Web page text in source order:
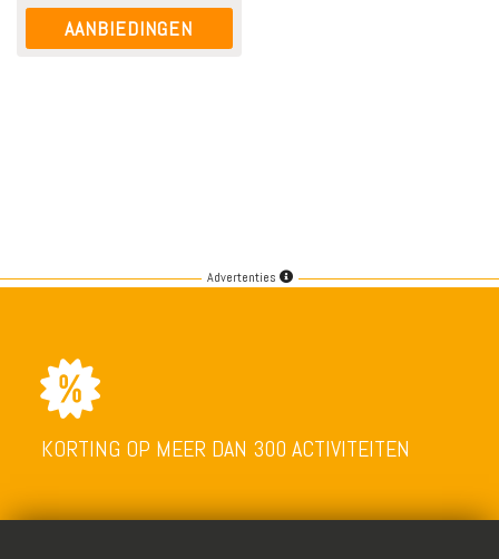
AANBIEDINGEN
Advertenties
KORTING OP MEER DAN 300 ACTIVITEITEN